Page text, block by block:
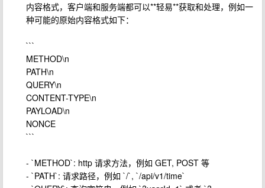
内容格式，客户端和服务端都可以**轻易**获取和处理，例如一
种可能的原始内容格式如下：
```
METHOD\n
PATH\n
QUERY\n
CONTENT-TYPE\n
PAYLOAD\n
NONCE
```
- `METHOD`: http 请求方法，例如 GET, POST 等
- `PATH`: 请求路径，例如 `/`, `/api/v1/time`